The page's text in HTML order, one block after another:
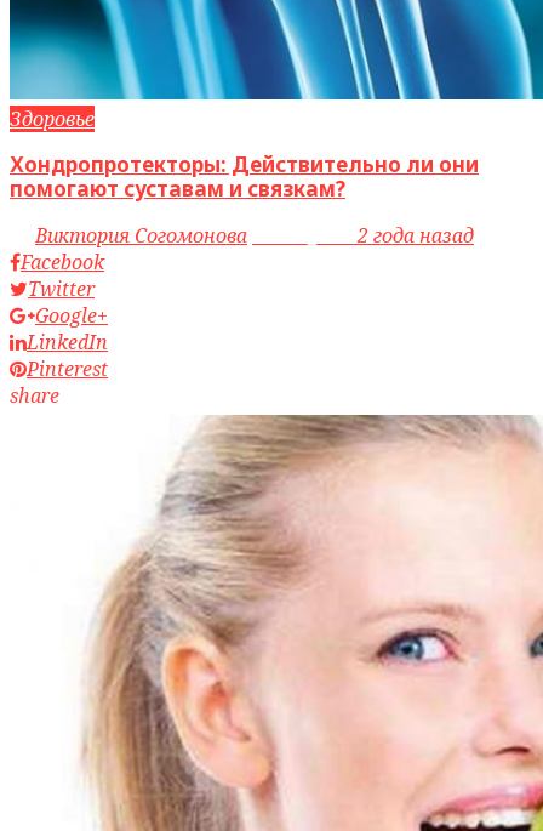
Здоровье
Хондропротекторы: Действительно ли они
помогают суставам и связкам?
byВиктория Согомонова access_time2 года назад
Facebook
Twitter
Google+
LinkedIn
Pinterest
share